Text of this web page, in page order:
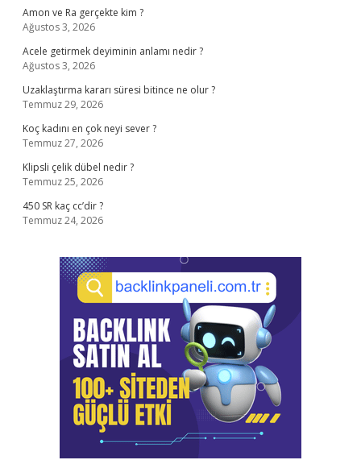
Amon ve Ra gerçekte kim ?
Ağustos 3, 2026
Acele getirmek deyiminin anlamı nedir ?
Ağustos 3, 2026
Uzaklaştırma kararı süresi bitince ne olur ?
Temmuz 29, 2026
Koç kadını en çok neyi sever ?
Temmuz 27, 2026
Klipsli çelik dübel nedir ?
Temmuz 25, 2026
450 SR kaç cc’dir ?
Temmuz 24, 2026